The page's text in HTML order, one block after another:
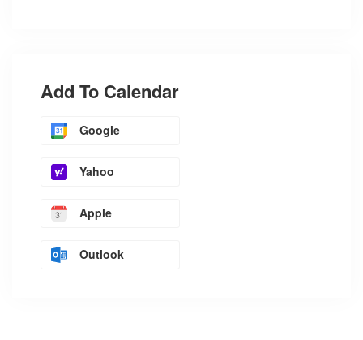
Add To Calendar
Google
Yahoo
Apple
Outlook